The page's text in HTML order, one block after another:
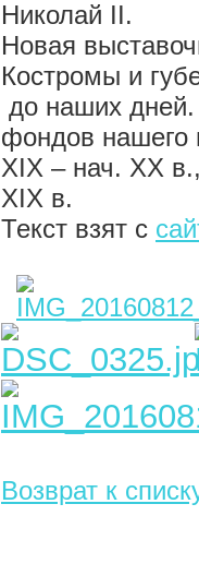
Николай II.
Новая
Костромы и
до наших
фондов нашего
XIX – нач. XX
XIX в.
Текст взят с
Возврат к